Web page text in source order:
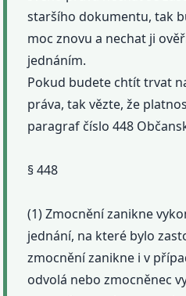
staršího dokumentu, tak
moc znovu a nechat ji
jednáním.
Pokud budete chtít trvat
práva, tak vězte, že
paragraf číslo 448
§ 448
(1) Zmocnění zanikne
jednání, na které bylo
zmocnění zanikne i v
odvolá nebo zmocněnec